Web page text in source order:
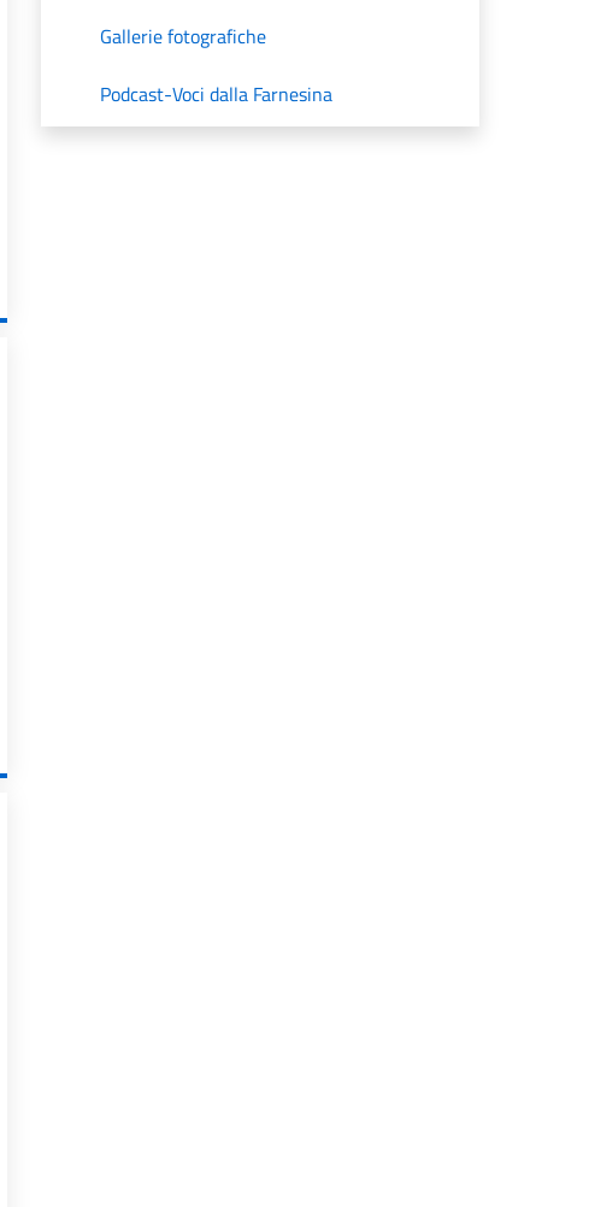
Gallerie fotografiche
Podcast-Voci dalla Farnesina